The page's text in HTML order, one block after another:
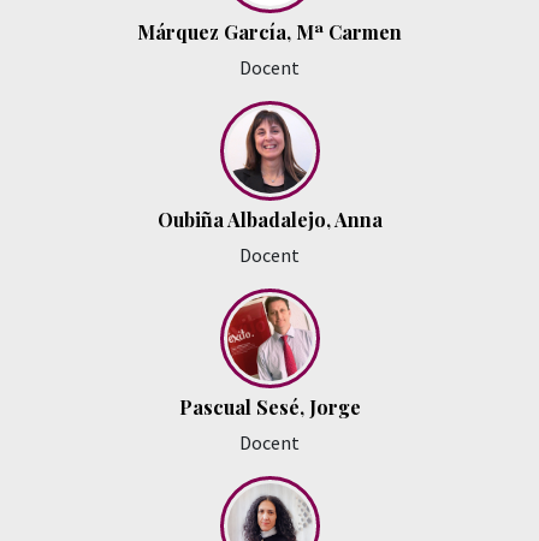
Márquez García, Mª Carmen
Docent
Oubiña Albadalejo, Anna
Docent
Pascual Sesé, Jorge
Docent